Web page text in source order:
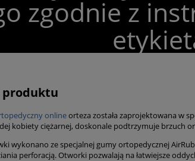
zgodnie z
produktu
onlineorteza została zaprojektowana w
kobiety ciężarnej, doskonale podtrzymuje brzuch
wykonano ze specjalnej gumy ortopedycznej
perforacją. Otworki pozwalają na łatwiejsze